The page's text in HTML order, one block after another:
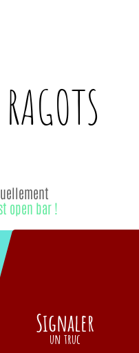
open bar !
Signaler
un truc